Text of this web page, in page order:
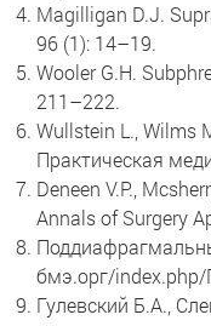
Magilligan D.J.
96 (1): 14–19.
Wooler G.H.
211–222.
Wullstein L., Wilms
Практическая
Deneen V.P.,
Annals of Surgery
бмэ.орг/
Гулевский Б.А.,